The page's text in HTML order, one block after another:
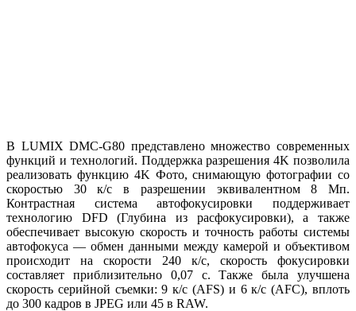
В LUMIX DMC-G80 представлено множество современных
функций и технологий. Поддержка разрешения 4K позволила
реализовать функцию 4K Фото, снимающую фотографии со
скоростью 30 к/с в разрешении эквивалентном 8 Мп.
Контрастная система автофокусировки поддерживает
технологию DFD (Глубина из расфокусировки), а также
обеспечивает высокую скорость и точность работы системы
автофокуса — обмен данными между камерой и объективом
происходит на скорости 240 к/с, скорость фокусировки
составляет приблизительно 0,07 с. Также была улучшена
скорость серийной съемки: 9 к/с (AFS) и 6 к/с (AFC), вплоть
до 300 кадров в JPEG или 45 в RAW.